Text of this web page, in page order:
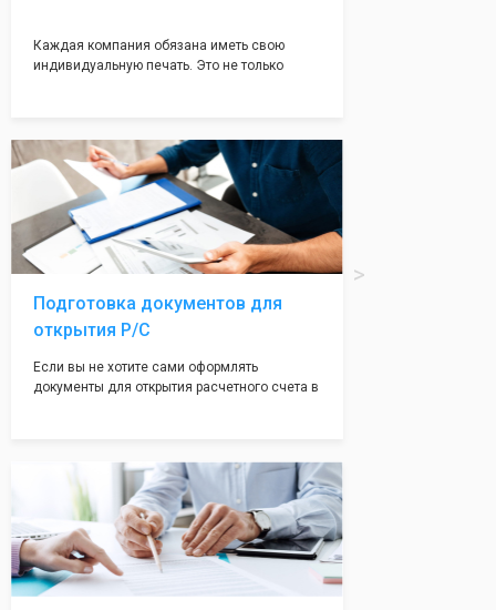
Каждая компания обязана иметь свою
индивидуальную печать. Это не только
вам поможем с помощью изготовления
печати по индивидуальному эскизу, который
Вы выберете сами из нашего каталога.
Подготовка документов для
открытия Р/С
Если вы не хотите сами оформлять
документы для открытия расчетного счета в
открытия счета, с минимальным затратом
вашего времени и сил!